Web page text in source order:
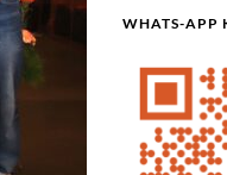
WHATS-APP